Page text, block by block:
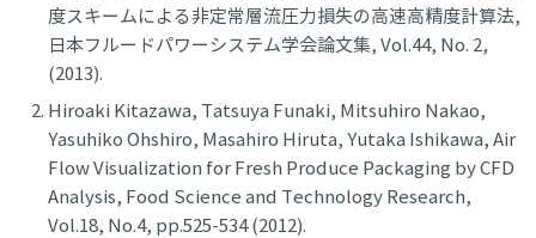
度スキームによる非定常層流圧力損失の高速高精度計算法,
日本フルードパワーシステム学会論文集, Vol.44, No. 2,
(2013).
Hiroaki Kitazawa, Tatsuya Funaki, Mitsuhiro Nakao,
Yasuhiko Ohshiro, Masahiro Hiruta, Yutaka Ishikawa, Air
Flow Visualization for Fresh Produce Packaging by CFD
Analysis, Food Science and Technology Research,
Vol.18, No.4, pp.525-534 (2012).